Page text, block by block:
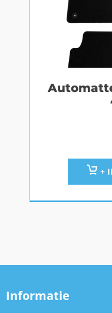
+
Informatie